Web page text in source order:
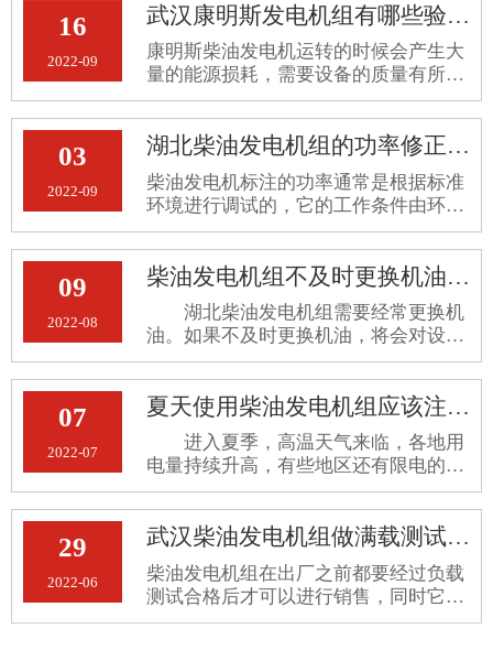
16
2022-09
武汉康明斯发电机组有哪些验收标准
康明斯柴油发电机运转的时候会产生大
量的能源损耗，需要设备的质量有所保
障，才能长期地正常运行。那么，武汉
康明斯发电机组有哪些验收标准呢？
03
2022-09
湖北柴油发电机组的功率修正方法
柴油发电机标注的功率通常是根据标准
环境进行调试的，它的工作条件由环境
条件确定，会收到海拔、环境温度和相
对湿度等各种因素的影响，一旦它离开
标准环境，很容易导致发电机故障或损
率应在不同的环境条件下及时修正。关
于湖北柴油发电机组的功率修正方法详
细介绍如下。
09
2022-08
柴油发电机组不及时更换机油会有什么后果
湖北柴油发电机组需要经常更换机
油。如果不及时更换机油，将会对设备
造成严重损坏。不及时更换机油可能会
造成以下后果： 一、会导致机油压
力升高 如果不及时更换机油，机油
的粘度将增加，流动性将降低，并
07
2022-07
夏天使用柴油发电机组应该注意什么？
进入夏季，高温天气来临，各地用
电量持续升高，有些地区还有限电的规
定。很多企业都采购柴油发电机组作为
备用电源。那么在夏天使用柴油发电机
组，是否有注意事项？湖北发电机组公
29
2022-06
武汉柴油发电机组做满载测试的好处
柴油发电机组在出厂之前都要经过负载
测试合格后才可以进行销售，同时它要
经过大修进行负载实验才可以投入生